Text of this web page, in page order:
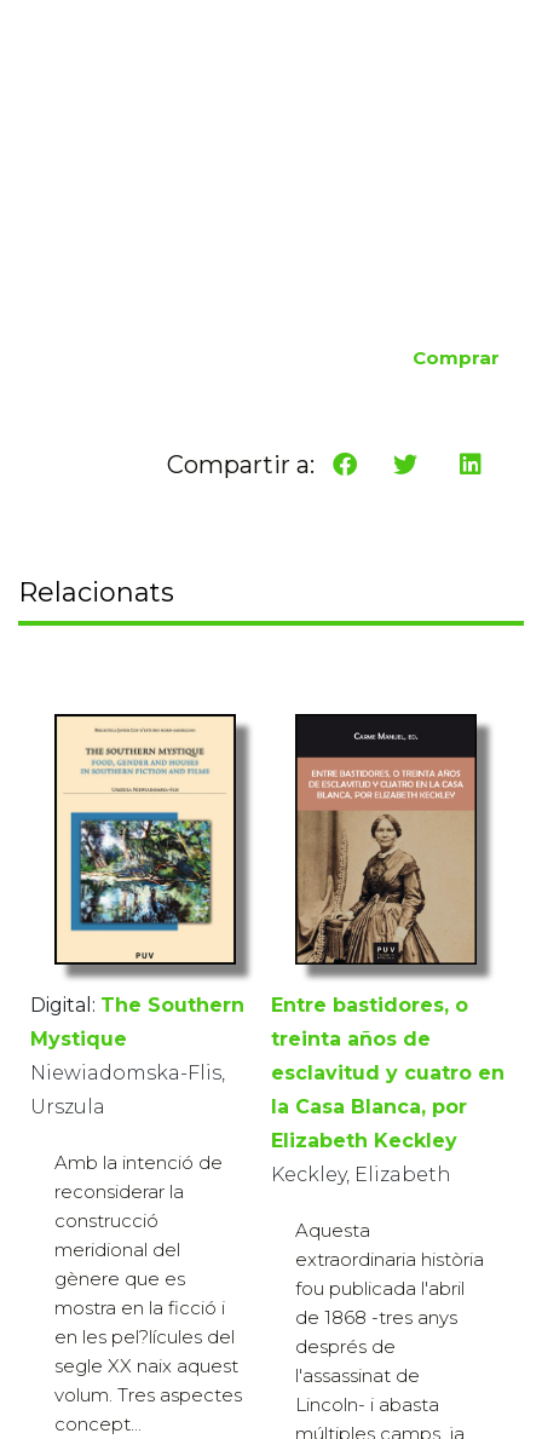
Comprar
Compartir a:
Relacionats
Digital: The Southern
Mystique
Niewiadomska-Flis,
Urszula
Amb la intenció de
reconsiderar la
construcció
meridional del
gènere que es
mostra en la ficció i
en les pel?lícules del
segle XX naix aquest
volum. Tres aspectes
concept...
Entre bastidores, o
treinta años de
esclavitud y cuatro en
la Casa Blanca, por
Elizabeth Keckley
Keckley, Elizabeth
Aquesta
extraordinaria història
fou publicada l'abril
de 1868 -tres anys
després de
l'assassinat de
Lincoln- i abasta
múltiples camps, ja